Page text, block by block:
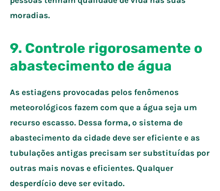
moradias.
9. Controle rigorosamente o
abastecimento de água
As estiagens provocadas pelos fenômenos
meteorológicos fazem com que a água seja um
recurso escasso. Dessa forma, o sistema de
abastecimento da cidade deve ser eficiente e as
tubulações antigas precisam ser substituídas por
outras mais novas e eficientes. Qualquer
desperdício deve ser evitado.